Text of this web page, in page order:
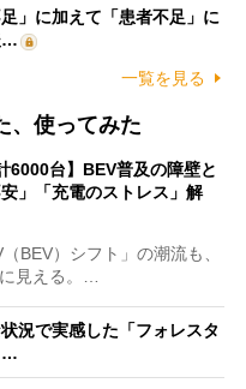
」に加えて「患者不足」に
…
一覧を見る
、使ってみた
6000台】BEV普及の障壁と
」「充電のストレス」解
BEV）シフト」の潮流も、
見える。…
況で実感した「フォレスタ
…